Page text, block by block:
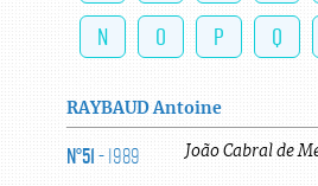
N
O P Q
RAYBAUD Antoine
N°51- 1989 João Cabral de